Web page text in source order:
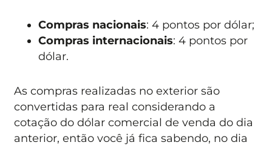
Compras nacionais: 4 pontos por dólar;
Compras internacionais: 4 pontos por
dólar.
As compras realizadas no exterior são
convertidas para real considerando a
cotação do dólar comercial de venda do dia
anterior, então você já fica sabendo, no dia